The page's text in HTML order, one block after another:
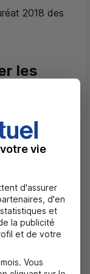
2018 des
les
secteur à
réelle,
révéler et
le 10
vie
d'assurer
d'en
et
la publicité
et de votre
Vous